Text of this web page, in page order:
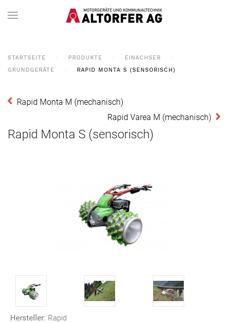
STARTSEITE PRODUKTE
EINACHSER
GRUNDGERÄTE
RAPID MONTA S (SENSORISCH)
Rapid Monta M (mechanisch)
Rapid Varea M (mechanisch)
Rapid Monta S (sensorisch)
Hersteller: Rapid